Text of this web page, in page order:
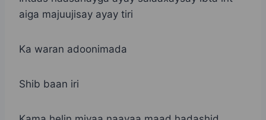
aiga majuujisay ayay tiri
Ka waran adoonimada
Shib baan iri